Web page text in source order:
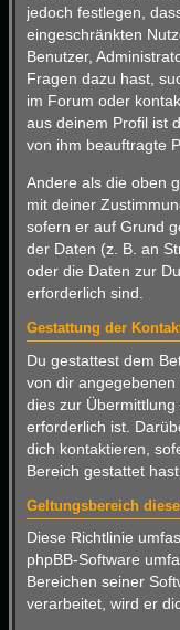
jedoch festlegen,
eingeschränkten
Benutzer,
Fragen dazu hast,
im Forum oder
aus deinem Profil ist
von ihm beauftragte
Andere als die oben
mit deiner
sofern er auf Grund
der Daten (z. B. an
oder die Daten zur
erforderlich sind.
Gestattung der
Du gestattest dem
von dir
dies zur
erforderlich ist.
dich kontaktieren,
Bereich gestattet hast.
Geltungsbereich
Diese Richtlinie
phpBB-Software
Bereichen seiner
verarbeitet, wird er